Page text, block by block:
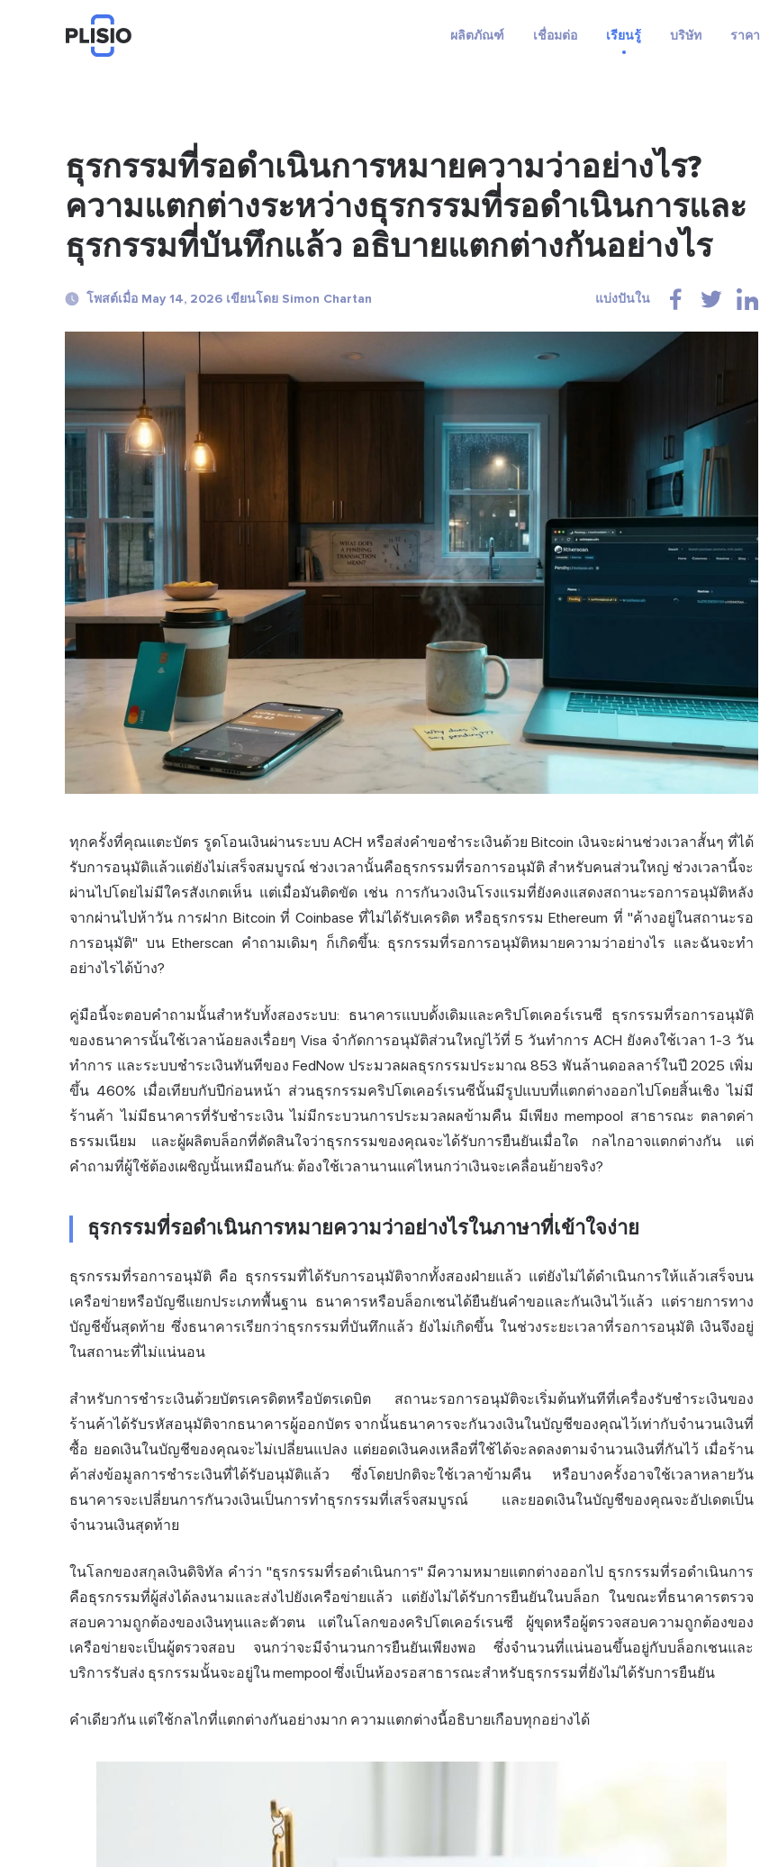
ผลิตภัณฑ์ เชื่อมต่อ เรียนรู้ บริษัท ราคา
ธุรกรรมที่รอดำเนินการหมายความว่าอย่างไร?
ความแตกต่างระหว่างธุรกรรมที่รอดำเนินการและ
ธุรกรรมที่บันทึกแล้ว อธิบายแตกต่างกันอย่างไร
โพสต์เมื่อ May 14, 2026 เขียนโดย Simon Chartan แบ่งปันใน
ทุกครั้งที่คุณแตะบัตร รูดโอนเงินผ่านระบบ ACH หรือส่งคำขอชำระเงินด้วย Bitcoin เงินจะผ่านช่วงเวลาสั้นๆ ที่ได้
รับการอนุมัติแล้วแต่ยังไม่เสร็จสมบูรณ์ ช่วงเวลานั้นคือธุรกรรมที่รอการอนุมัติ สำหรับคนส่วนใหญ่ ช่วงเวลานี้จะ
ผ่านไปโดยไม่มีใครสังเกตเห็น แต่เมื่อมันติดขัด เช่น การกันวงเงินโรงแรมที่ยังคงแสดงสถานะรอการอนุมัติหลัง
จากผ่านไปห้าวัน การฝาก Bitcoin ที่ Coinbase ที่ไม่ได้รับเครดิต หรือธุรกรรม Ethereum ที่ "ค้างอยู่ในสถานะรอ
การอนุมัติ" บน Etherscan คำถามเดิมๆ ก็เกิดขึ้น: ธุรกรรมที่รอการอนุมัติหมายความว่าอย่างไร และฉันจะทำ
อย่างไรได้บ้าง?
คู่มือนี้จะตอบคำถามนั้นสำหรับทั้งสองระบบ: ธนาคารแบบดั้งเดิมและคริปโตเคอร์เรนซี ธุรกรรมที่รอการอนุมัติ
ของธนาคารนั้นใช้เวลาน้อยลงเรื่อยๆ Visa จำกัดการอนุมัติส่วนใหญ่ไว้ที่ 5 วันทำการ ACH ยังคงใช้เวลา 1-3 วัน
ทำการ และระบบชำระเงินทันทีของ FedNow ประมวลผลธุรกรรมประมาณ 853 พันล้านดอลลาร์ในปี 2025 เพิ่ม
ขึ้น 460% เมื่อเทียบกับปีก่อนหน้า ส่วนธุรกรรมคริปโตเคอร์เรนซีนั้นมีรูปแบบที่แตกต่างออกไปโดยสิ้นเชิง ไม่มี
ร้านค้า ไม่มีธนาคารที่รับชำระเงิน ไม่มีกระบวนการประมวลผลข้ามคืน มีเพียง mempool สาธารณะ ตลาดค่า
ธรรมเนียม และผู้ผลิตบล็อกที่ตัดสินใจว่าธุรกรรมของคุณจะได้รับการยืนยันเมื่อใด กลไกอาจแตกต่างกัน แต่
คำถามที่ผู้ใช้ต้องเผชิญนั้นเหมือนกัน: ต้องใช้เวลานานแค่ไหนกว่าเงินจะเคลื่อนย้ายจริง?
ธุรกรรมที่รอดำเนินการหมายความว่าอย่างไรในภาษาที่เข้าใจง่าย
ธุรกรรมที่รอการอนุมัติ คือ ธุรกรรมที่ได้รับการอนุมัติจากทั้งสองฝ่ายแล้ว แต่ยังไม่ได้ดำเนินการให้แล้วเสร็จบน
เครือข่ายหรือบัญชีแยกประเภทพื้นฐาน ธนาคารหรือบล็อกเชนได้ยืนยันคำขอและกันเงินไว้แล้ว แต่รายการทาง
บัญชีขั้นสุดท้าย ซึ่งธนาคารเรียกว่าธุรกรรมที่บันทึกแล้ว ยังไม่เกิดขึ้น ในช่วงระยะเวลาที่รอการอนุมัติ เงินจึงอยู่
ในสถานะที่ไม่แน่นอน
สำหรับการชำระเงินด้วยบัตรเครดิตหรือบัตรเดบิต สถานะรอการอนุมัติจะเริ่มต้นทันทีที่เครื่องรับชำระเงินของ
ร้านค้าได้รับรหัสอนุมัติจากธนาคารผู้ออกบัตร จากนั้นธนาคารจะกันวงเงินในบัญชีของคุณไว้เท่ากับจำนวนเงินที่
ซื้อ ยอดเงินในบัญชีของคุณจะไม่เปลี่ยนแปลง แต่ยอดเงินคงเหลือที่ใช้ได้จะลดลงตามจำนวนเงินที่กันไว้ เมื่อร้าน
ค้าส่งข้อมูลการชำระเงินที่ได้รับอนุมัติแล้ว ซึ่งโดยปกติจะใช้เวลาข้ามคืน หรือบางครั้งอาจใช้เวลาหลายวัน
ธนาคารจะเปลี่ยนการกันวงเงินเป็นการทำธุรกรรมที่เสร็จสมบูรณ์ และยอดเงินในบัญชีของคุณจะอัปเดตเป็น
จำนวนเงินสุดท้าย
ในโลกของสกุลเงินดิจิทัล คำว่า "ธุรกรรมที่รอดำเนินการ" มีความหมายแตกต่างออกไป ธุรกรรมที่รอดำเนินการ
คือธุรกรรมที่ผู้ส่งได้ลงนามและส่งไปยังเครือข่ายแล้ว แต่ยังไม่ได้รับการยืนยันในบล็อก ในขณะที่ธนาคารตรวจ
สอบความถูกต้องของเงินทุนและตัวตน แต่ในโลกของคริปโตเคอร์เรนซี ผู้ขุดหรือผู้ตรวจสอบความถูกต้องของ
เครือข่ายจะเป็นผู้ตรวจสอบ จนกว่าจะมีจำนวนการยืนยันเพียงพอ ซึ่งจำนวนที่แน่นอนขึ้นอยู่กับบล็อกเชนและ
บริการรับส่ง ธุรกรรมนั้นจะอยู่ใน mempool ซึ่งเป็นห้องรอสาธารณะสำหรับธุรกรรมที่ยังไม่ได้รับการยืนยัน
คำเดียวกัน แต่ใช้กลไกที่แตกต่างกันอย่างมาก ความแตกต่างนี้อธิบายเกือบทุกอย่างได้